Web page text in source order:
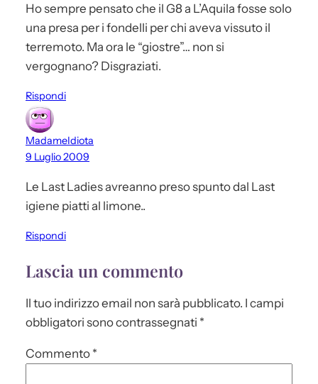
Ho sempre pensato che il G8 a L’Aquila fosse solo
una presa per i fondelli per chi aveva vissuto il
terremoto. Ma ora le “giostre”… non si
vergognano? Disgraziati.
Rispondi
MadameIdiota
9 Luglio 2009
Le Last Ladies avreanno preso spunto dal Last
igiene piatti al limone..
Rispondi
Lascia un commento
Il tuo indirizzo email non sarà pubblicato. I campi
obbligatori sono contrassegnati *
Commento *